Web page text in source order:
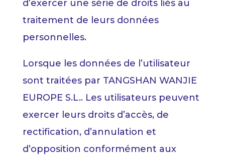
d’exercer une série de droits liés au
traitement de leurs données
personnelles.
Lorsque les données de l’utilisateur
sont traitées par TANGSHAN WANJIE
EUROPE S.L.. Les utilisateurs peuvent
exercer leurs droits d’accès, de
rectification, d’annulation et
d’opposition conformément aux